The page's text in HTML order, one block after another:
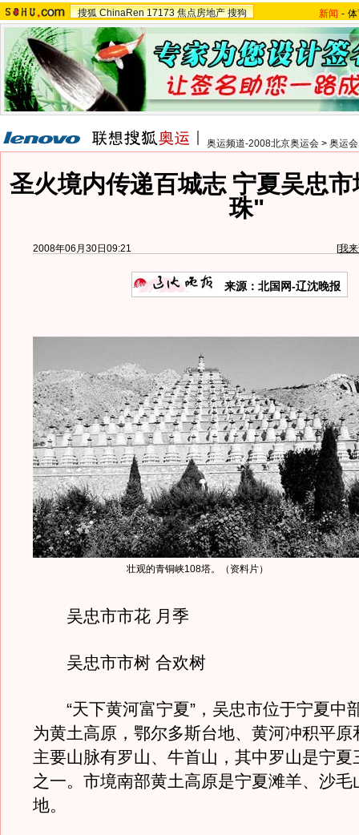
搜狐 ChinaRen 17173 焦点房地产 搜狗 新闻 -
奥运频道-2008北京奥运会 > 奥运
圣火境内传递百城志 宁夏吴忠
珠"
2008年06月30日09:21 [我
来源：北国网-辽沈晚报
壮观的青铜峡108塔。（资料片）
吴忠市市花 月季
吴忠市市树 合欢树
“天下黄河富宁夏”，吴忠市位于宁夏中
为黄土高原，鄂尔多斯台地、黄河冲积平原
主要山脉有罗山、牛首山，其中罗山是宁夏
之一。市境南部黄土高原是宁夏滩羊、沙毛
地。